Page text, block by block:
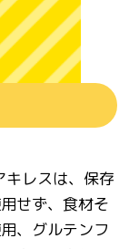
キレスは、保存
せず、食材そ
、グルテンフ